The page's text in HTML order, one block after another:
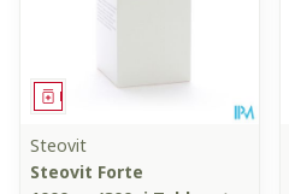
Médicament
Steovit
Steovit Forte